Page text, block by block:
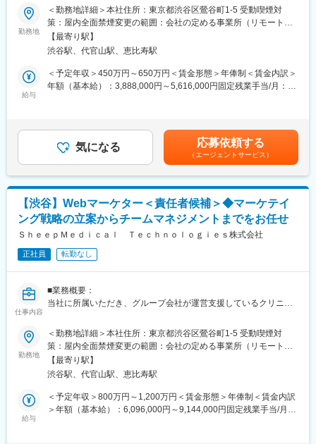
ディレクター、UXUIデザイナー、エンジニア（バックエンド、フ
ロントエンド、インフラ、AI各種在籍。業務委託・外注含む）で
プロダクトチームを組成。現PdMは業務委託で活躍されており、
今回は正社員のプロダクトマネージャーとして中心的な役割をお
※医療業界経験者も居りますので、業界知識は不問です。
全国フルリモート制を導入しており、場所を縛られず拡大中の自
社サービスに携わりたい方にお勧めです。
四半期に一回程度の対面で会うキックオフの機会もご用意してお
ります。
変更の範囲：会社の定める業務
■業務概要：
グループ会社が運営支援している全国23院の歯科クリニックのマ
ーケティングに携わっていただくポジションです。toC領域での
GoogleやYahoo！リスティング広告やSEOをメインに活躍されて
来られた方を募集しています。
歯科矯正マーケティングの領域において、国内トップクラスのノ
ウハウをもつマーケターと一緒に業務を行っていただけます。
■業務内容詳細：
◇各WEB媒体の広告運用と関連業務全般
・Googleリスティング広告、SNS広告を中心に運用
・LPOの企画立案からLP制作のディレクション・広告バナー／動
画広告／記事LP／LP／HP／ステップメール etc. の企画・ライテ
ィング・制作ディレクション・制作物ディレクション業務に関わ
る社内、社外関係者との折衝
※スキル次第では、更に上流のペルソナ設計や適切な訴求プランの
構築などもお任せしたいと思っています。
■組織構成
意とする分野で活躍いただいております。
30代～40代のメンバーがほとんどで、若手にも活躍のチャンスが
あります。
遠方のメンバーもいるため、フルリモートが基本となります。そ
■業務の魅力
勤務地
＜勤務地詳細＞本社住所：東京都渋谷区鶯谷町1-5 受動喫煙対
策：屋内全面禁煙変更の範囲：会社の定める事業所（リモートワ
ーク含む）
【最寄り駅】
渋谷駅、代官山駅、恵比寿駅
給与
＜予定年収＞450万円～650万円＜賃金形態＞年俸制＜賃金内訳＞
年額（基本給）：3,888,000円～5,616,000円固定残業手当/月：
あくまでも目安の金額であり、選考を通じて上下する可能性があ
ります。月給(月額)は固定手当を含めた表記です。
気になる 応募依頼する
（エージェントサービス）
【渋谷】Webマーケター＜責任者候補＞◆マーケテイ
ング戦略の立案からチームマネジメントまでをお任せ
ＳｈｅｅｐＭｅｄｉｃａｌ Ｔｅｃｈｎｏｌｏｇｉｅｓ株式会社
正社員 転勤なし
仕事内容
■業務概要：
当社に所属いただき、グループ会社が運営支援しているクリニッ
■業務内容詳細：
◇マーケティング戦略の立案
※分析した数値・市場のトレンドを元に、担当する事業の売上を最
大化するためのマーケティング戦略の立案・遂行
◇事業計画の立案から実行まで
※立案した戦略を軸に事業計画の立案から実行までをお任せしま
勤務地
＜勤務地詳細＞本社住所：東京都渋谷区鶯谷町1-5 受動喫煙対
策：屋内全面禁煙変更の範囲：会社の定める事業所（リモートワ
ーク含む）
【最寄り駅】
渋谷駅、代官山駅、恵比寿駅
給与
＜予定年収＞800万円～1,200万円＜賃金形態＞年俸制＜賃金内訳
＞年額（基本給）：6,096,000円～9,144,000円固定残業手当/月：